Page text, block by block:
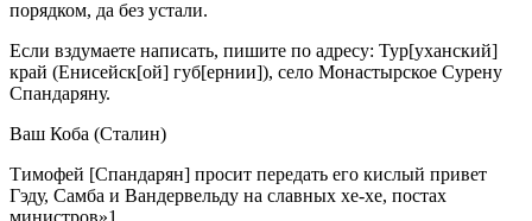
порядком, да без устали.
Если вздумаете написать, пишите по адресу: Тур[уханский]
край (Енисейск[ой] губ[ернии]), село Монастырское Сурену
Спандаряну.
Ваш Коба (Сталин)
Тимофей [Спандарян] просит передать его кислый привет
Гэду, Самба и Вандервельду на славных хе-хе, постах
министров»1.